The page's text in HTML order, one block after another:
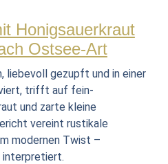
Honigsauerkraut
Ostsee-Art
liebevoll gezupft und in einer
trifft auf fein-
und zarte kleine
vereint rustikale
modernen Twist –
interpretiert.